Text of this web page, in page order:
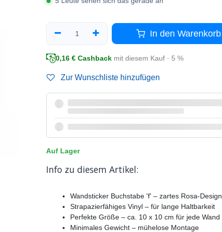
In den Warenkorb
0,16 € Cashback mit diesem Kauf · 5 %
Zur Wunschliste hinzufügen
Auf Lager
Info zu diesem Artikel:
Wandsticker Buchstabe 'f' – zartes Rosa-Design
Strapazierfähiges Vinyl – für lange Haltbarkeit
Perfekte Größe – ca. 10 x 10 cm für jede Wand
Minimales Gewicht – mühelose Montage